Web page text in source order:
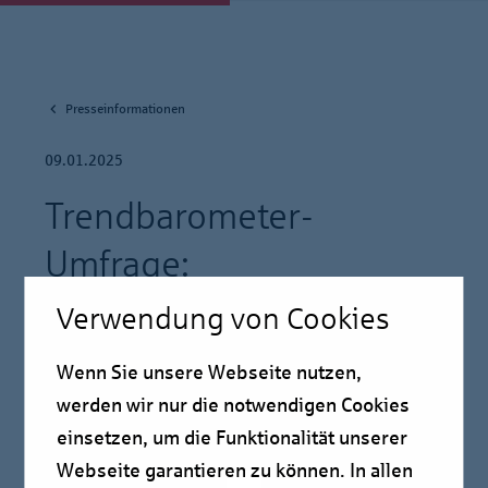
Presseinformationen
09.01.2025
Trendbarometer-
Umfrage:
Immobilienwirtschaft
schaut auf Neuwahlen
Verwendung von Cookies
Wenn Sie unsere Webseite nutzen,
werden wir nur die notwendigen Cookies
einsetzen, um die Funktionalität unserer
Webseite garantieren zu können. In allen